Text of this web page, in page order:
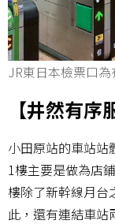
JR東日本檢票口
【井然有序
小田原站的車站站
1樓主要是做為店
樓除了新幹線月台
此，還有連結車